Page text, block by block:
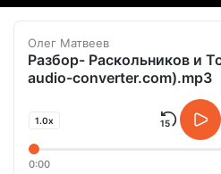
Олег Матвеев
Разбор- Раскольников и
audio-converter.com).mp3
1.0x
0:00